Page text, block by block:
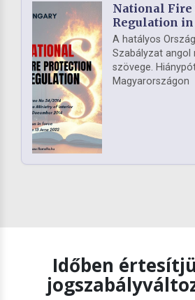
National Fire
Regulation
A hatályos
Szabályzat angol
szövege.
Magyarországon
Időben